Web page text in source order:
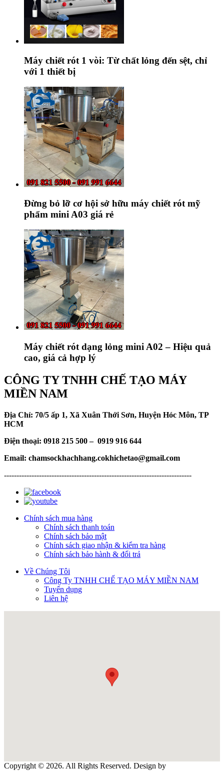
Máy chiết rót 1 vòi: Từ chất lỏng đến sệt, chỉ
với 1 thiết bị
Đừng bỏ lỡ cơ hội sở hữu máy chiết rót mỹ
phẩm mini A03 giá rẻ
Máy chiết rót dạng lỏng mini A02 – Hiệu quả
cao, giá cả hợp lý
CÔNG TY TNHH CHẾ TẠO MÁY
MIỀN NAM
Địa Chỉ: 70/5 ấp 1, Xã Xuân Thới Sơn, Huyện Hóc Môn, TP
HCM
Điện thoại: 0918 215 500 – 0919 916 644
Email: chamsockhachhang.cokhichetao@gmail.com
---------------------------------------------------------------------------
Chính sách mua hàng
Chính sách thanh toán
Chính sách bảo mật
Chính sách giao nhận & kiểm tra hàng
Chính sách bảo hành & đổi trả
Về Chúng Tôi
Công Ty TNHH CHẾ TẠO MÁY MIỀN NAM
Tuyển dụng
Liên hệ
Copyright © 2026. All Rights Reserved. Design by